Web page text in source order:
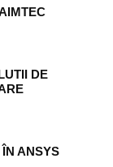
DE
ANSYS